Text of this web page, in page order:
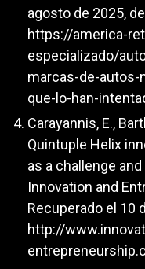
agosto de 2025, de
https://america-
especializado/
marcas-de-
que-lo-han-
Carayannis, E.,
Quintuple Helix
as a challenge
Innovation and
Recuperado el 10
http://